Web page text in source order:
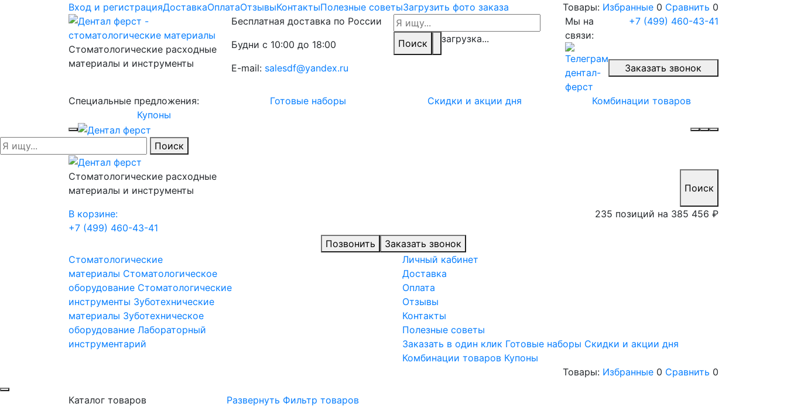
Вход и регистрацияДоставкаОплатаОтзывыКонтактыПолезные советыЗагрузить фото заказа Товары: Избранные 0 Сравнить 0
Стоматологические расходные
материалы и инструменты
Бесплатная доставка по России
Будни с 10:00 до 18:00
E-mail: salesdf@yandex.ru
Поиск загрузка...
Мы на
связи:
+7 (499) 460-43-41
Заказать звонок
Специальные предложения: Готовые наборы Скидки и акции дня
Комбинации товаров
Купоны
Поиск
Стоматологические расходные
материалы и инструменты
Поиск
В корзине: 235 позиций на 385 456 ₽
+7 (499) 460-43-41
Позвонить
Заказать звонок
Стоматологические
материалы Стоматологическое
оборудование Стоматологические
инструменты Зуботехнические
материалы Зуботехническое
оборудование Лабораторный
инструментарий
Личный кабинет
Доставка
Оплата
Отзывы
Контакты
Полезные советы
Заказать в один клик Готовые наборы Скидки и акции дня
Комбинации товаров Купоны
Товары: Избранные 0 Сравнить 0
Каталог товаров
Развернуть Фильтр товаров